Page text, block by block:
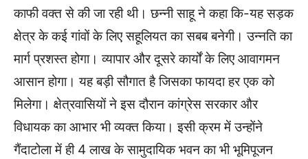
काफी वक्त से की जा रही थी। छन्नी साहू ने कहा कि-यह सड़क
क्षेत्र के कई गांवों के लिए सहूलियत का सबब बनेगी। उन्नति का
मार्ग प्रशस्त होगा। व्यापार और दूसरे कार्यों के लिए आवागमन
आसान होगा। यह बड़ी सौगात है जिसका फायदा हर एक को
मिलेगा। क्षेत्रवासियों ने इस दौरान कांग्रेस सरकार और
विधायक का आभार भी व्यक्त किया। इसी क्रम में उन्होंने
गैंदाटोला में ही 4 लाख के सामुदायिक भवन का भी भूमिपूजन